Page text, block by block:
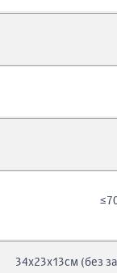
34х23х13см (без